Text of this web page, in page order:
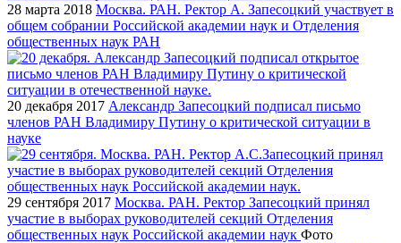
28 марта 2018 Москва. РАН. Ректор А. Запесоцкий участвует в
общем собрании Российской академии наук и Отделения
общественных наук РАН
20 декабря 2017 Александр Запесоцкий подписал письмо
членов РАН Владимиру Путину о критической ситуации в
науке
29 сентября 2017 Москва. РАН. Ректор Запесоцкий принял
участие в выборах руководителей секций Отделения
общественных наук Российской академии наук Фото